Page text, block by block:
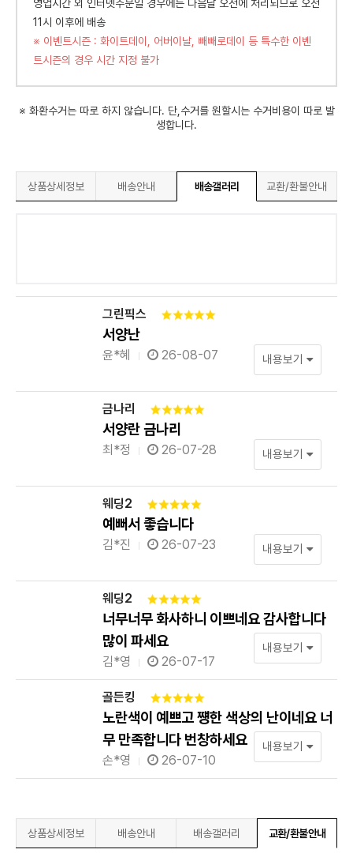
영업시간 외 인터넷주문일 경우에는 다음날 오전에 처리되므로 오전
11시 이후에 배송
※ 이벤트시즌 : 화이트데이, 어버이날, 빼빼로데이 등 특수한 이벤
트시즌의 경우 시간 지정 불가
※ 화환수거는 따로 하지 않습니다. 단,수거를 원할시는 수거비용이 따로 발
생합니다.
상품상세정보 배송안내 배송갤러리 교환/환불안내
그린픽스
서양난
윤*혜 26-08-07 내용보기
금나리
서양란 금나리
최*정 26-07-28 내용보기
웨딩2
예뻐서 좋습니다
김*진 26-07-23 내용보기
웨딩2
너무너무 화사하니 이쁘네요 감사합니다
많이 파세요
김*영 26-07-17
내용보기
골든킹
노란색이 예쁘고 쩅한 색상의 난이네요 너
무 만족합니다 번창하세요
손*영 26-07-10
내용보기
상품상세정보 배송안내 배송갤러리 교환/환불안내